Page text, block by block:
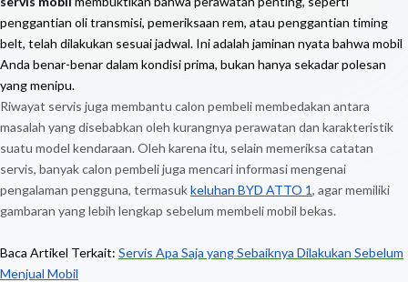
penggantian oli transmisi, pemeriksaan rem, atau penggantian timing
belt, telah dilakukan sesuai jadwal. Ini adalah jaminan nyata bahwa mobil
Anda benar-benar dalam kondisi prima, bukan hanya sekadar polesan
yang menipu.
Riwayat servis juga membantu calon pembeli membedakan antara
masalah yang disebabkan oleh kurangnya perawatan dan karakteristik
suatu model kendaraan. Oleh karena itu, selain memeriksa catatan
servis, banyak calon pembeli juga mencari informasi mengenai
pengalaman pengguna, termasukkeluhan BYD ATTO 1, agar memiliki
gambaran yang lebih lengkap sebelum membeli mobil bekas.
Baca Artikel Terkait: Servis Apa Saja yang Sebaiknya Dilakukan Sebelum
Menjual Mobil